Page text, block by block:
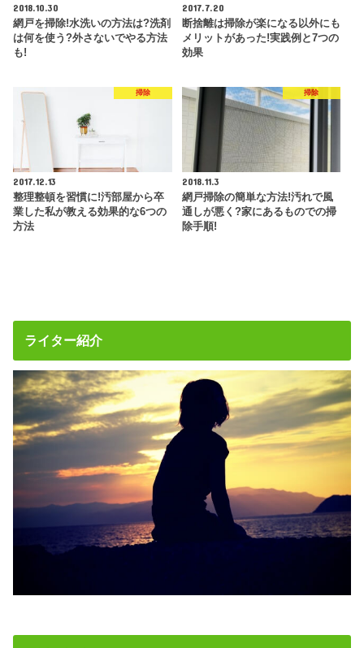
2018.10.30
網戸を掃除!水洗いの方法は?洗剤
は何を使う?外さないでやる方法
も!
2017.7.20
断捨離は掃除が楽になる以外にも
メリットがあった!実践例と7つの
効果
掃除
2017.12.13
整理整頓を習慣に!汚部屋から卒
業した私が教える効果的な6つの
方法
掃除
2018.11.3
網戸掃除の簡単な方法!汚れで風
通しが悪く?家にあるものでの掃
除手順!
ライター紹介